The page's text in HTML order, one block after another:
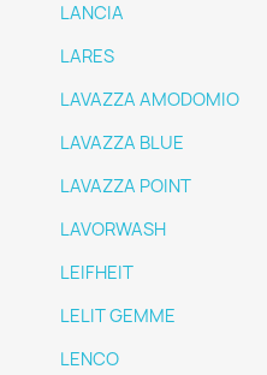
LANCIA
LARES
LAVAZZA AMODOMIO
LAVAZZA BLUE
LAVAZZA POINT
LAVORWASH
LEIFHEIT
LELIT GEMME
LENCO